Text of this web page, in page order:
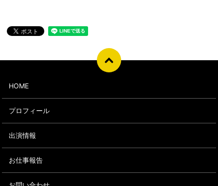
HOME
プロフィール
出演情報
お仕事報告